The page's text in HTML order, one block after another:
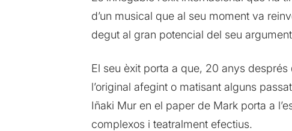
d’un musical que al seu moment va
degut al gran potencial del seu
El seu èxit porta a que, 20 anys
l’original afegint o matisant alguns
Iñaki Mur en el paper de Mark porta a
complexos i teatralment efectius.